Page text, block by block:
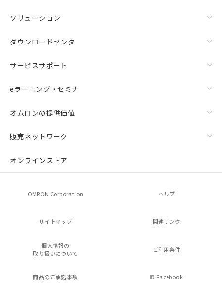
ソリューション
ダウンロードセンタ
サービスサポート
eラーニング・セミナ
オムロンの提供価値
販売ネットワーク
オンラインストア
OMRON Corporation ヘルプ
サイトマップ 関連リンク
個人情報の
取り扱いについて
ご利用条件
商品のご承諾事項 Facebook